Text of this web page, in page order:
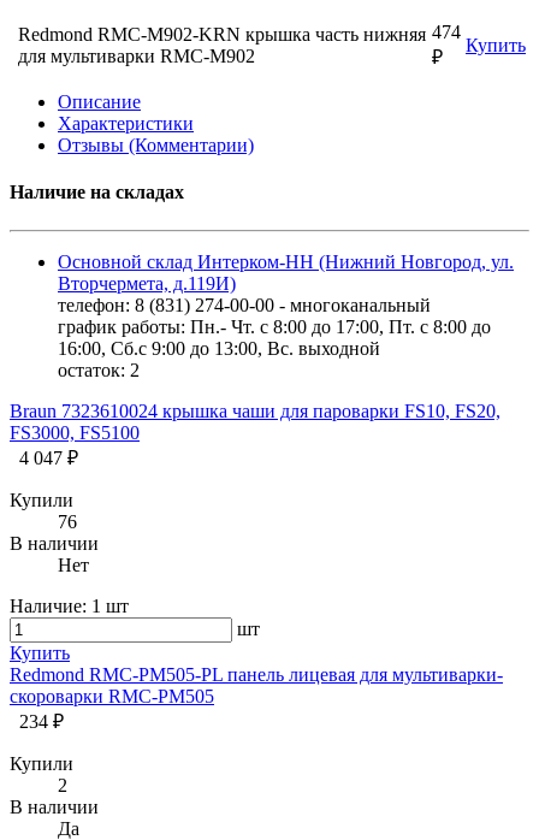
Redmond RMC-M902-KRN крышка часть нижняя
для мультиварки RMC-M902
474
₽
Купить
Описание
Характеристики
Отзывы (Комментарии)
Наличие на складах
Основной склад Интерком-НН (Нижний Новгород, ул.
Вторчермета, д.119И)
телефон: 8 (831) 274-00-00 - многоканальный
график работы: Пн.- Чт. с 8:00 до 17:00, Пт. с 8:00 до
16:00, Сб.с 9:00 до 13:00, Вс. выходной
остаток: 2
Braun 7323610024 крышка чаши для пароварки FS10, FS20,
FS3000, FS5100
4 047 ₽
Купили
76
В наличии
Нет
Наличие: 1 шт
шт
Купить
Redmond RMC-PM505-PL панель лицевая для мультиварки-
скороварки RMC-PM505
234 ₽
Купили
2
В наличии
Да